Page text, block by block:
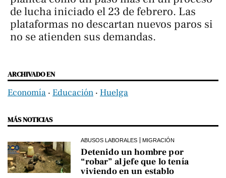
de lucha iniciado el 23 de febrero. Las
plataformas no descartan nuevos paros si
no se atienden sus demandas.
ARCHIVADO EN
Economía ‧ Educación ‧ Huelga
MÁS NOTICIAS
ABUSOS LABORALES MIGRACIÓN
Detenido un hombre por
“robar” al jefe que lo tenía
viviendo en un establo